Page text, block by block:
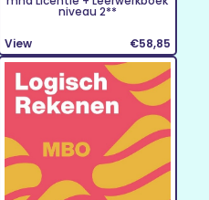
niveau 2**
View €58,85